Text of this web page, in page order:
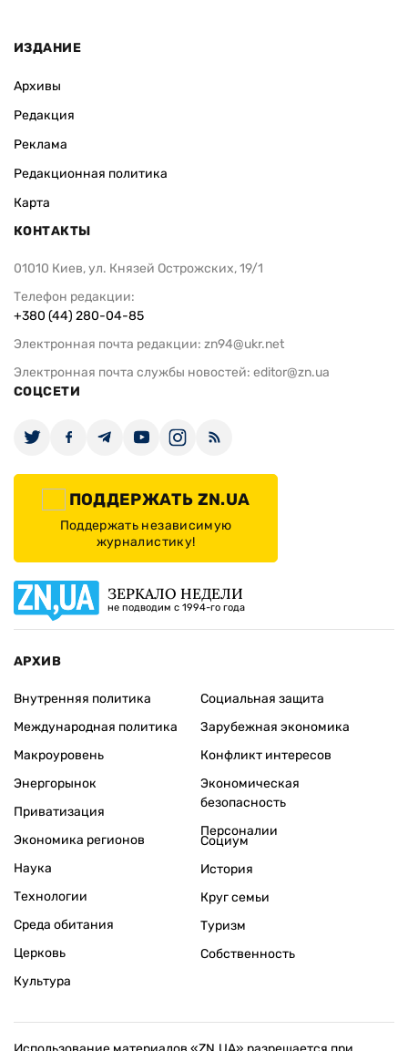
ИЗДАНИЕ
Архивы
Редакция
Реклама
Редакционная политика
Карта
КОНТАКТЫ
01010 Киев, ул. Князей Острожских, 19/1
Телефон редакции:
+380 (44) 280-04-85
Электронная почта редакции: zn94@ukr.net
Электронная почта службы новостей: editor@zn.ua
СОЦСЕТИ
ПОДДЕРЖАТЬ ZN.UA
Поддержать независимую
журналистику!
ЗЕРКАЛО НЕДЕЛИ
не подводим с 1994-го года
АРХИВ
Внутренняя политика
Международная политика
Макроуровень
Энергорынок
Приватизация
Экономика регионов
Социальная защита
Зарубежная экономика
Конфликт интересов
Экономическая
безопасность
Персоналии
Наука
Технологии
Среда обитания
Церковь
Культура
Социум
История
Круг семьи
Туризм
Собственность